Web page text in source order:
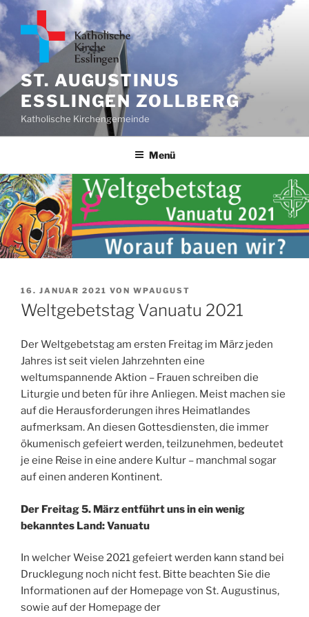
Zum
Inhalt
springen
ST. AUGUSTINUS
ESSLINGEN ZOLLBERG
Katholische Kirchengemeinde
Menü
VERÖFFENTLICHT
AM
16. JANUAR 2021 VON WPAUGUST
Weltgebetstag Vanuatu 2021
Der Weltgebetstag am ersten Freitag im März jeden
Jahres ist seit vielen Jahrzehnten eine
weltumspannende Aktion – Frauen schreiben die
Liturgie und beten für ihre Anliegen. Meist machen sie
auf die Herausforderungen ihres Heimatlandes
aufmerksam. An diesen Gottesdiensten, die immer
ökumenisch gefeiert werden, teilzunehmen, bedeutet
je eine Reise in eine andere Kultur – manchmal sogar
auf einen anderen Kontinent.
Der Freitag 5. März entführt uns in ein wenig
bekanntes Land: Vanuatu
In welcher Weise 2021 gefeiert werden kann stand bei
Drucklegung noch nicht fest. Bitte beachten Sie die
Informationen auf der Homepage von St. Augustinus,
sowie auf der Homepage der